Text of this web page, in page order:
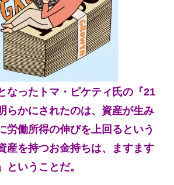
なったトマ・ピケティ氏の『21
らかにされたのは、資産が生み
労働所得の伸びを上回るという
産を持つお金持ちは、ますます
ということだ。